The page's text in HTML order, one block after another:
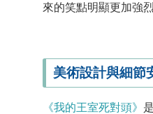
來的笑點明顯更加強烈
美術設計與細節
《我的王室死對頭》